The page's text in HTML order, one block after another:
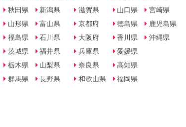
秋田県
山形県
福島県
茨城県
栃木県
群馬県
新潟県
富山県
石川県
福井県
山梨県
長野県
滋賀県
京都府
大阪府
兵庫県
奈良県
和歌山県
山口県
徳島県
香川県
愛媛県
高知県
福岡県
宮崎県
鹿児島県
沖縄県